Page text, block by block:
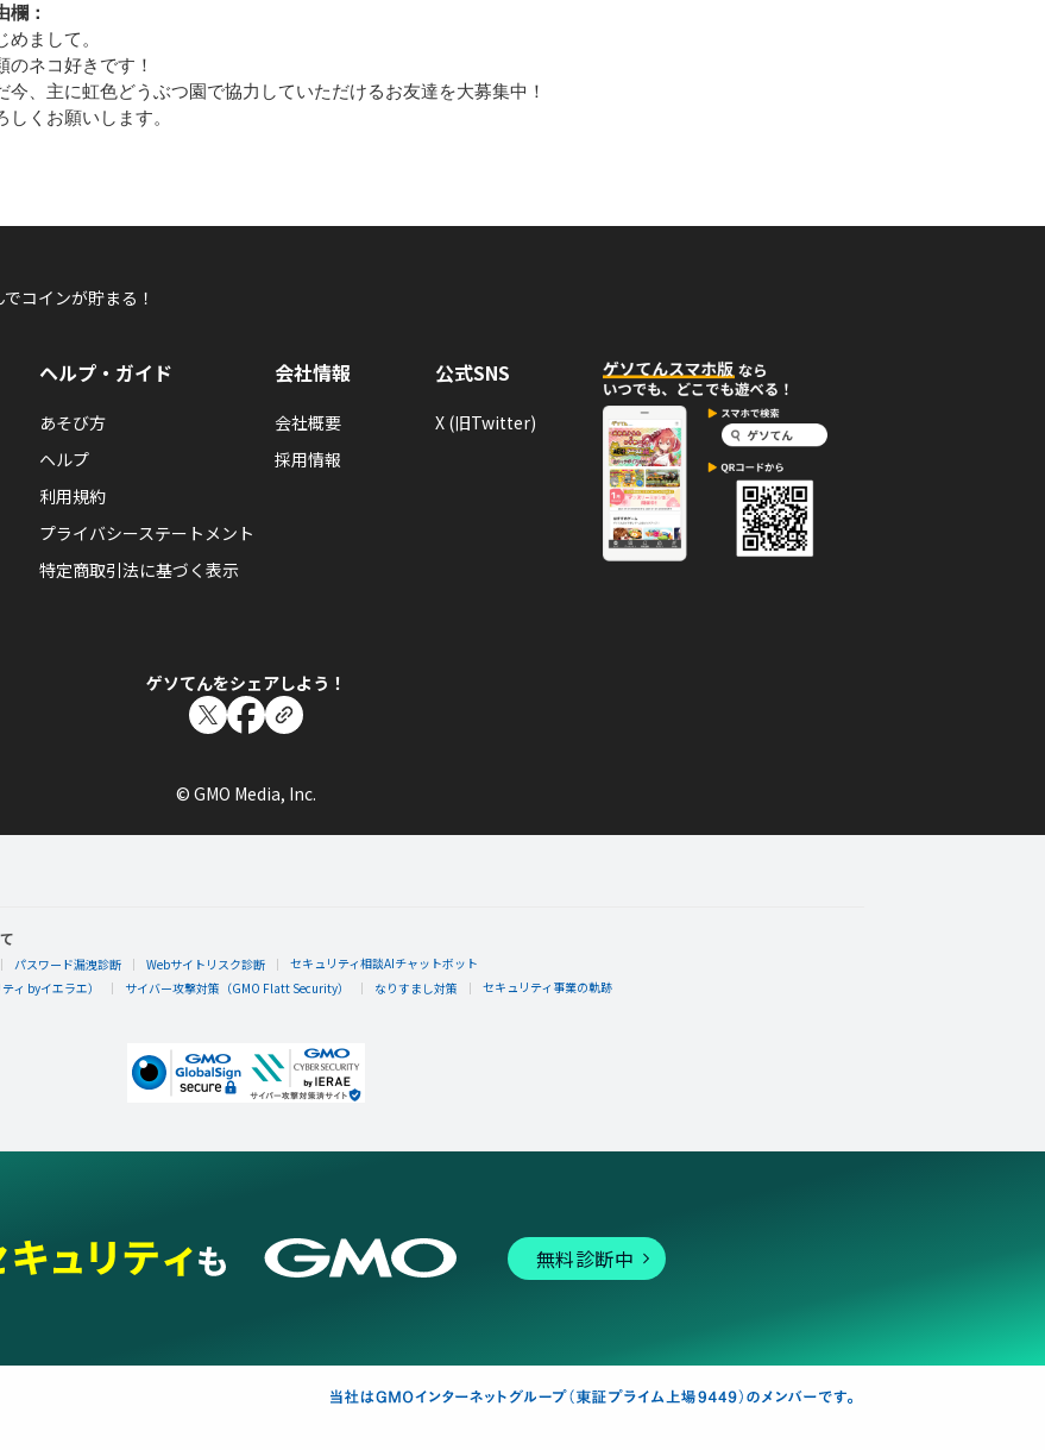
れもん
コメント
れもんさんが「おでかけステージ中国を１０回達成度１００％」バッジを手
おでかけステージ中国を10回100％達成したらもらえるエネルギーバッジ。
るひまはなかったのだった。また一歩宇宙に近づいた！
れもん
欄：
めまして。
のネコ好きです！
今、主に虹色どうぶつ園で協力していただけるお友達を大募集中！
しくお願いします。
コインが貯まる！
ヘルプ・ガイド
あそび方
ヘルプ
利用規約
プライバシーステートメント
特定商取引法に基づく表示
会社情報
会社概要
採用情報
公式SNS
X (旧Twitter)
ゲソてんをシェアしよう！
© GMO Media, Inc.
パスワード漏洩診断 Webサイトリスク診断
セキュリティ相談AIチャットボット
ィ byイエラエ） サイバー攻撃対策（GMO Flatt Security） なりすまし対策 セキュリティ事業の軌跡
無料診断中